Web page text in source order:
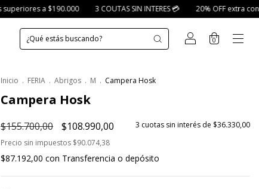
3 COUTAS SIN INTERES 💳 20% OFF extra con transferencia Envío
0
Inicio . FERIA . Abrigos . M . Campera Hosk
Campera Hosk
$155.700,00 $108.990,00 3 cuotas sin interés de $36.330,00
Precio sin impuestos $90.074,38
$87.192,00 con Transferencia o depósito